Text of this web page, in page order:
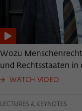
Wozu
und Rechtsstaaten in
WATCH VIDEO
LECTURES & KEYNOTES